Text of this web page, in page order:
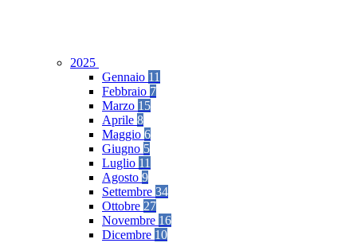
2025
Gennaio 11
Febbraio 7
Marzo 15
Aprile 8
Maggio 6
Giugno 5
Luglio 11
Agosto 9
Settembre 34
Ottobre 27
Novembre 16
Dicembre 10